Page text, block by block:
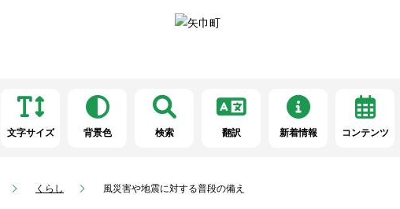
文字サイズ 背景色 検索 翻訳 新着情報 コンテンツ
くらし 風災害や地震に対する普段の備え